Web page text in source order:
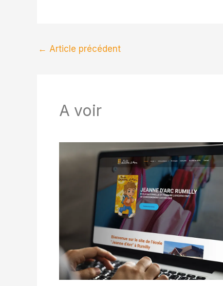
← Article précédent
A voir